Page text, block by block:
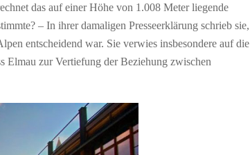
das auf einer Höhe von 1.008 Meter liegende
– In ihrer damaligen Presseerklärung schrieb sie,
entscheidend war. Sie verwies insbesondere auf die
Elmau zur Vertiefung der Beziehung zwischen